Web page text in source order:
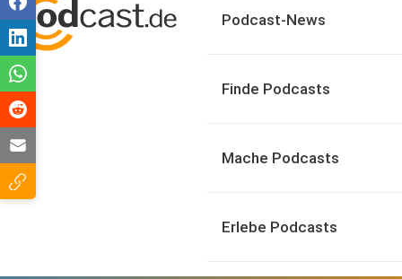
Podcast-News
Finde Podcasts
Mache Podcasts
Erlebe Podcasts